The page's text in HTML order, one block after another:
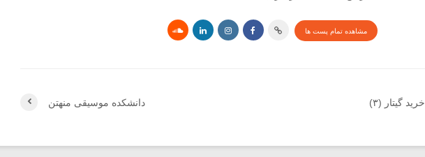
مشاهده تمام پست ها
دانشکده موسیقی منهتن خرید گیتار (۳)